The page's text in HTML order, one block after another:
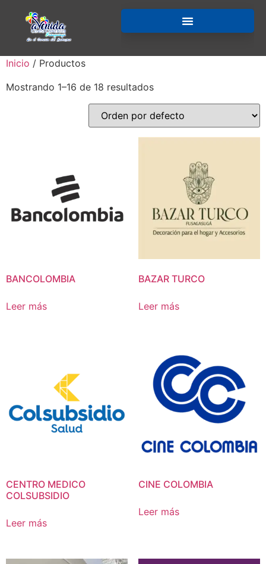
Inicio / Productos
Mostrando 1–16 de 18 resultados
BANCOLOMBIA
Leer más
BAZAR TURCO
Leer más
CENTRO MEDICO
COLSUBSIDIO
Leer más
CINE COLOMBIA
Leer más